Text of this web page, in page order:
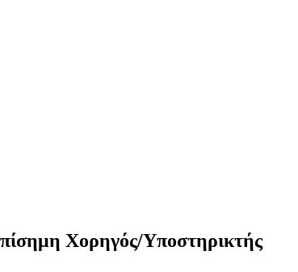
Xορηγός/Yποστηρικτής